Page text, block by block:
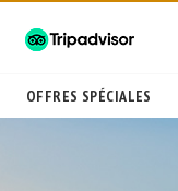
OFFRES SPÉCIALES